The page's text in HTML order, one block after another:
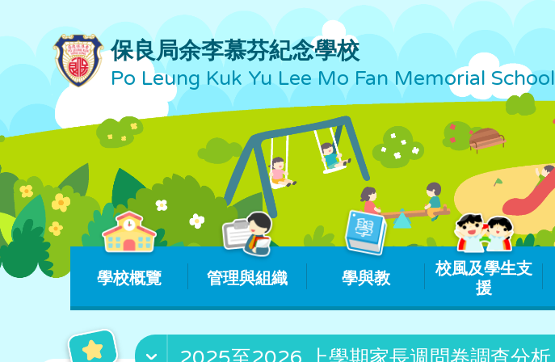
保良局余李慕芬紀念學校
Po Leung Kuk Yu Lee Mo Fan Memorial School
學校概覽 管理與組織 學與教
校風及學生支
援